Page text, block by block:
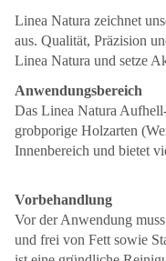
Linea Natura zeichnet
aus. Qualität, Präzision
Linea Natura und setze
Anwendungsbereich
Das Linea Natura
grobporige Holzarten
Innenbereich und bietet
Vorbehandlung
Vor der Anwendung
und frei von Fett sowie